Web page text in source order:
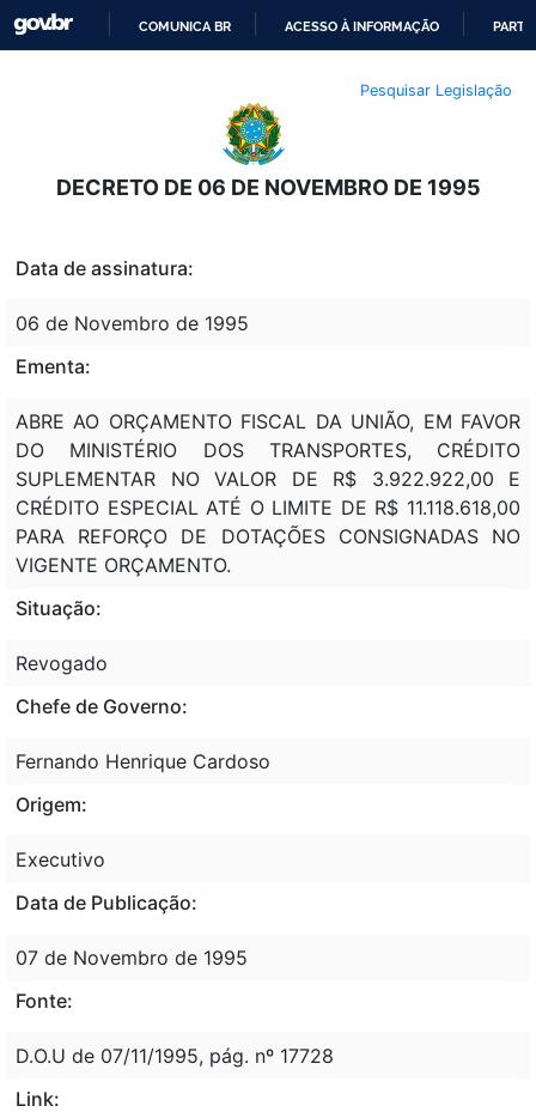
O
CONTEÚDO
COMUNICA BR ACESSO À INFORMAÇÃO
Pesquisar Legislação
DECRETO DE 06 DE NOVEMBRO DE 1995
Data de assinatura:
06 de Novembro de 1995
Ementa:
ABRE AO ORÇAMENTO FISCAL DA UNIÃO, EM FAVOR
DO MINISTÉRIO DOS TRANSPORTES, CRÉDITO
SUPLEMENTAR NO VALOR DE R$ 3.922.922,00 E
CRÉDITO ESPECIAL ATÉ O LIMITE DE R$ 11.118.618,00
PARA REFORÇO DE DOTAÇÕES CONSIGNADAS NO
VIGENTE ORÇAMENTO.
Situação:
Revogado
Chefe de Governo:
Fernando Henrique Cardoso
Origem:
Executivo
Data de Publicação:
07 de Novembro de 1995
Fonte:
D.O.U de 07/11/1995, pág. nº 17728
Link: